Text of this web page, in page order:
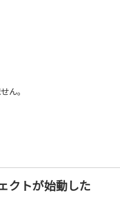
ん。
クトが始動した